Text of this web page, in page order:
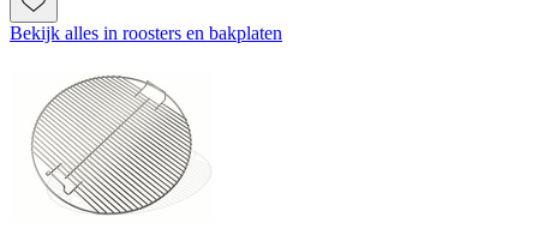
Bekijk alles in roosters en bakplaten